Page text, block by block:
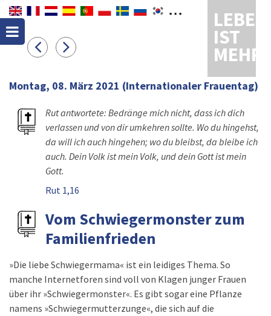
LEBEN
IST
MEHR
Montag, 08. März 2021 (Internationaler Frauentag)
Rut antwortete: Bedränge mich nicht, dass ich dich
verlassen und von dir umkehren sollte. Wo du hingehst,
da will ich auch hingehen; wo du bleibst, da bleibe ich
auch. Dein Volk ist mein Volk, und dein Gott ist mein
Gott.
Rut 1,16
Vom Schwiegermonster zum
Familienfrieden
»Die liebe Schwiegermama« ist ein leidiges Thema. So
manche Internetforen sind voll von Klagen junger Frauen
über ihr »Schwiegermonster«. Es gibt sogar eine Pflanze
namens »Schwiegermutterzunge«, die sich auf die